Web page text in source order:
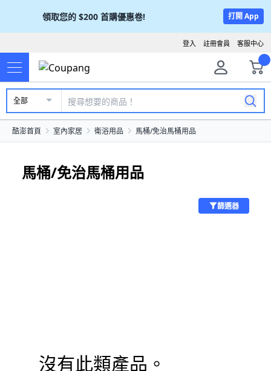
領取您的 $200 首購優惠卷! 打開 App
客服中心
註冊會員
登入
全部
酷澎首頁 室內家居 衛浴用品 馬桶/免治馬桶用品
馬桶/免治馬桶用品
篩選器
沒有此類產品。